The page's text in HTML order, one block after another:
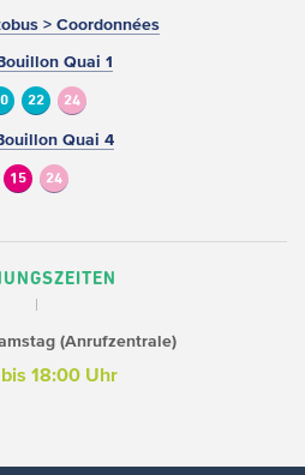
> Coordonnées
Quai 1
22 24
Quai 4
15 24
(Anrufzentrale)
18:00 Uhr